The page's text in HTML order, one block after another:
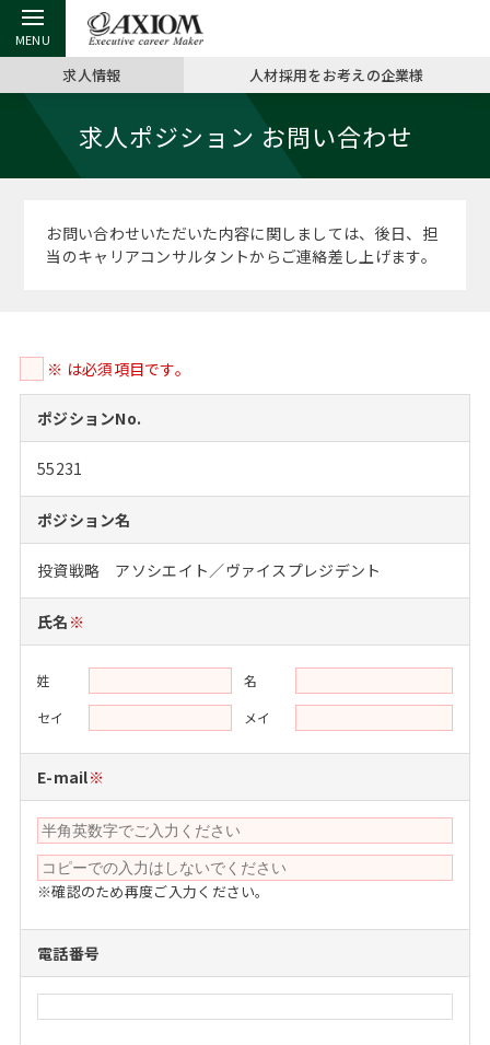
戻る
アクシアムの特長 ミッシ
コンサ
サービス案内
お申し
キャリ
戻る
キャリア支援 TOP
キャリアデザイン講座
（最新求人市場動向）
キャリ
MBAの
おわり
MBAの転職事例
MBAからのFAQ
MBA留学生数の推移
MBA留
日本か
インターン受入企業一覧
MBAを生かす求人特集
年齢と年収の相関図
戻る
転職ツール TOP
英文レジュメの書き方
英文レ
パワー
よくある面接Q&A集
外資系／面接攻略のコツ
戻る
転職コラム TOP
“展”職相談室
転職成功への4つの鍵
キャリアに効く一冊
注目企業インタビュー
戻る
イベント・セミナー TOP
ジョブフェア
キャリアフォーラム
プロ経営者の特別セミナー
Career Talk Live
戻る
会社概要 TOP
沿革
採用情報
パブリシティ
ニュースリリース
求人情報 人材採用をお考えの企業様
求人ポジション お問い合わせ
お問い合わせいただいた内容に関しましては、後日、担
当のキャリアコンサルタントからご連絡差し上げます。
※ は必須項目です。
ポジションNo.
55231
ポジション名
投資戦略 アソシエイト／ヴァイスプレジデント
氏名 ※
姓
名
セイ
メイ
E-mail※
※確認のため再度ご入力ください。
電話番号